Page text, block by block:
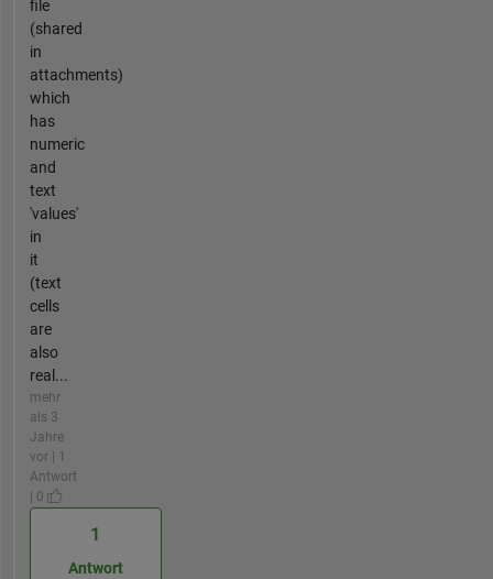
file
(shared
in
attachments)
which
has
numeric
and
text
'values'
in
it
(text
cells
are
also
real...
mehr
als 3
Jahre
vor | 1
Antwort
| 0
1
Antwort